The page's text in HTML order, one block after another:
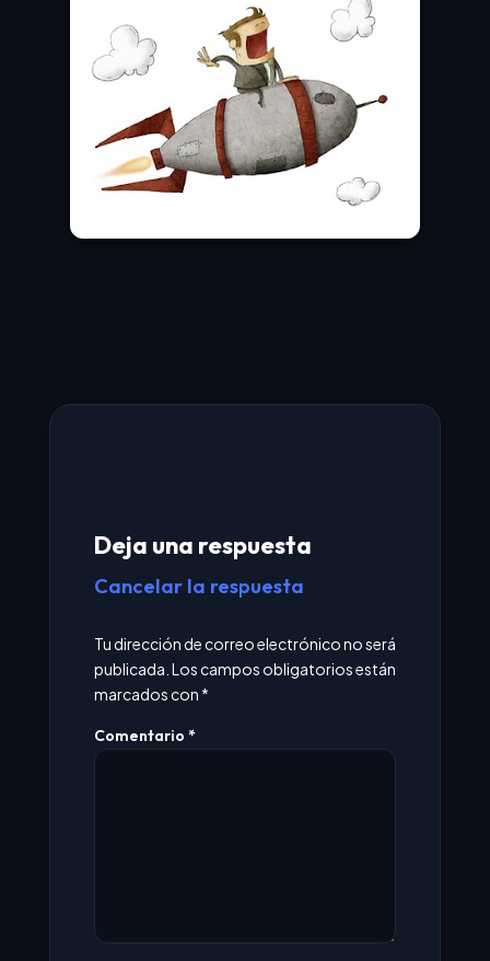
Deja una respuesta
Cancelar la respuesta
Tu dirección de correo electrónico no será
publicada. Los campos obligatorios están
marcados con *
Comentario *